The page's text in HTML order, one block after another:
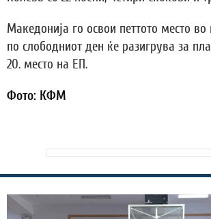
Македонија го освои петтото место
по слободниот ден ќе разигрува за
20. место на ЕП.
Фото: КФМ